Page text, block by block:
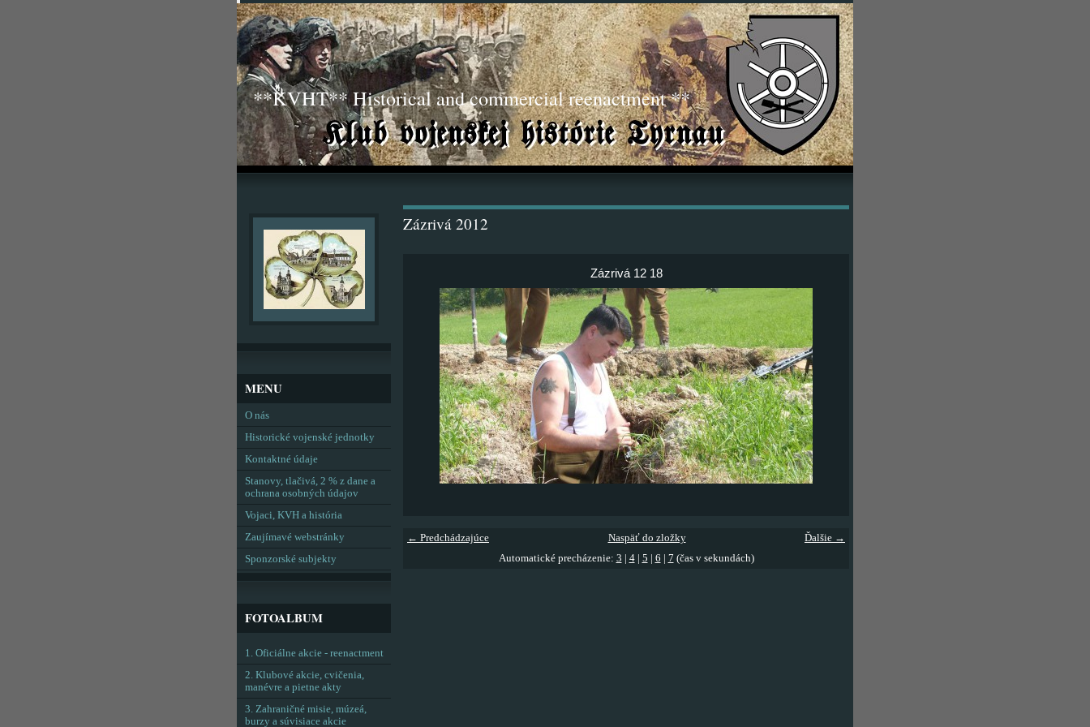
**KVHT** Historical and commercial reenactment **
Zázrivá 2012
Zázrivá 12 18
← Predchádzajúce Ďalšie →
Naspäť do zložky
Automatické precházenie: 3 4| 5 6 7 (čas v sekundách)
MENU
O nás
Historické vojenské jednotky
Kontaktné údaje
Stanovy, tlačivá, 2 % z dane a
ochrana osobných údajov
Vojaci, KVH a história
Zaujímavé webstránky
Sponzorské subjekty
FOTOALBUM
1. Oficiálne akcie - reenactment
2. Klubové akcie, cvičenia,
manévre a pietne akty
3. Zahraničné misie, múzeá,
burzy a súvisiace akcie